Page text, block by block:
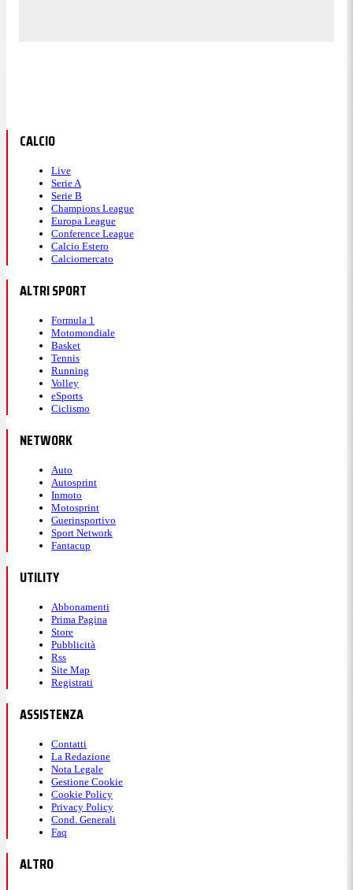
CALCIO
Live
Serie A
Serie B
Champions League
Europa League
Conference League
Calcio Estero
Calciomercato
ALTRI SPORT
Formula 1
Motomondiale
Basket
Tennis
Running
Volley
eSports
Ciclismo
NETWORK
Auto
Autosprint
Inmoto
Motosprint
Guerinsportivo
Sport Network
Fantacup
UTILITY
Abbonamenti
Prima Pagina
Store
Pubblicità
Rss
Site Map
Registrati
ASSISTENZA
Contatti
La Redazione
Nota Legale
Gestione Cookie
Cookie Policy
Privacy Policy
Cond. Generali
Faq
ALTRO